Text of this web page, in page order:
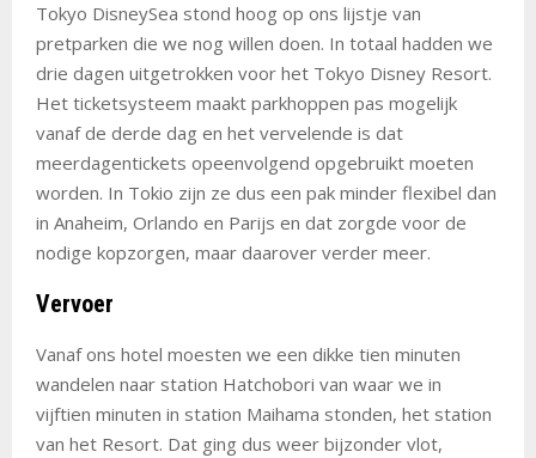
Tokyo DisneySea stond hoog op ons lijstje van
pretparken die we nog willen doen. In totaal hadden we
drie dagen uitgetrokken voor het Tokyo Disney Resort.
Het ticketsysteem maakt parkhoppen pas mogelijk
vanaf de derde dag en het vervelende is dat
meerdagentickets opeenvolgend opgebruikt moeten
worden. In Tokio zijn ze dus een pak minder flexibel dan
in Anaheim, Orlando en Parijs en dat zorgde voor de
nodige kopzorgen, maar daarover verder meer.
Vervoer
Vanaf ons hotel moesten we een dikke tien minuten
wandelen naar station Hatchobori van waar we in
vijftien minuten in station Maihama stonden, het station
van het Resort. Dat ging dus weer bijzonder vlot,